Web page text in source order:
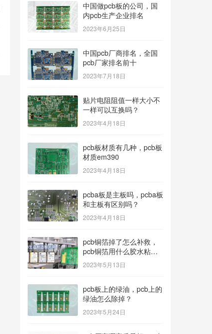
中国做pcb板的公司，国
内pcb生产企业排名
2023年6月25日
中国pcb厂商排名，全国
pcb厂家排名前十
2023年7月18日
贴片电阻阻值一样大小不
一样可以互换吗？
2023年4月18日
pcb板材质有几种，pcb板
材质em390
2023年4月18日
pcba板是主板吗，pcba板
和主板有区别吗？
2023年4月18日
pcb铜箔掉了怎么补救，
pcb铜箔用什么胶水粘上
的？
2023年5月13日
pcb板上的绿油，pcb上的
绿油怎么除掉？
2023年5月24日